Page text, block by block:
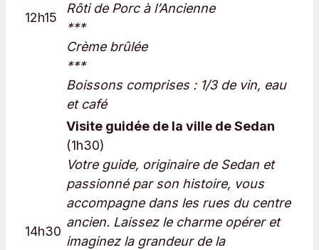
12h15
Rôti de Porc à l’Ancienne
***
Crème brûlée
***
Boissons comprises : 1/3 de vin, eau
et café
14h30
Visite guidée de la ville de Sedan
(1h30)
Votre guide, originaire de Sedan et
passionné par son histoire, vous
accompagne dans les rues du centre
ancien. Laissez le charme opérer et
imaginez la grandeur de la